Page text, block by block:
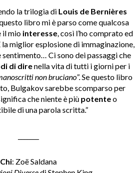
la trilogia di Louis de Bernières
libro mi è parso come qualcosa
il mio interesse , così l’ho comprato ed
miglior esplosione di immaginazione,
sentimento… Ci sono dei passaggi che
di direnella vita di tutti i giorni per i
non bruciano”. Se questo libro
Bulgakov sarebbe scomparso per
che niente è più potenteo
di una parola scritta.”
Chi: Zoë Saldana